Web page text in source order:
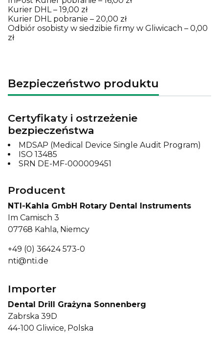
Kurier DHL – 19,00 zł
Kurier DHL pobranie – 20,00 zł
Odbiór osobisty w siedzibie firmy w Gliwicach – 0,00
zł
Bezpieczeństwo produktu
Certyfikaty i ostrzeżenie
bezpieczeństwa
MDSAP (Medical Device Single Audit Program)
ISO 13485
SRN DE-MF-000009451
Producent
NTI-Kahla GmbH Rotary Dental Instruments
Im Camisch 3
07768 Kahla, Niemcy
+49 (0) 36424 573-0
nti@nti.de
Importer
Dental Drill Grażyna Sonnenberg
Zabrska 39D
44-100 Gliwice, Polska